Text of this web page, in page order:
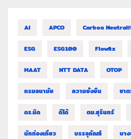
AI APCO Carbon
ESG ESG100 Flowfix
MAAT NTT DATA OTOP
กรมอนามัย ความยั่งยืน ชา
ดร.นิด ดีโด้ ตม.สุรินทร์
นักท่องเที่ยว บรรจุภัณฑ์ บา